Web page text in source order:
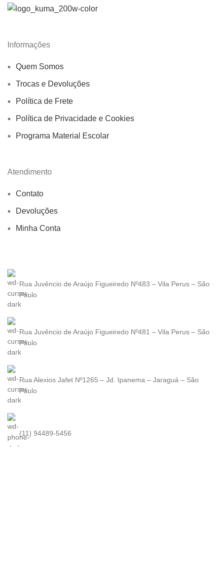
Informações
Quem Somos
Trocas e Devoluções
Política de Frete
Política de Privacidade e Cookies
Programa Material Escolar
Atendimento
Contato
Devoluções
Minha Conta
Rua Juvêncio de Araújo Figueiredo Nº483 – Vila Perus – São
Paulo
Rua Juvêncio de Araújo Figueiredo Nº481 – Vila Perus – São
Paulo
Rua Alexios Jafet Nº1265 – Jd. Ipanema – Jaraguá – São
Paulo
(11) 94489-5456